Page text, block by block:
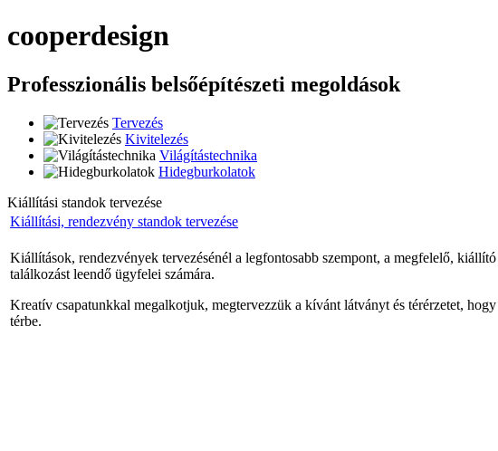
cooperdesign
Professzionális belsőépítészeti megoldások
Tervezés
Kivitelezés
Világítástechnika
Hidegburkolatok
Kiállítási standok tervezése
Kiállítási, rendezvény standok tervezése
Kiállítások, rendezvények tervezésénél a legfontosabb szempont, a megfelelő,
találkozást leendő ügyfelei számára.
Kreatív csapatunkkal megalkotjuk, megtervezzük a kívánt látványt és térérzetet,
térbe.